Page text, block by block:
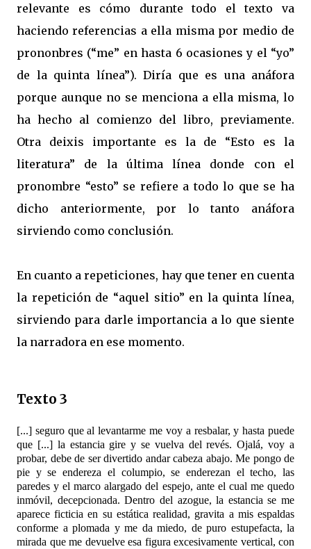
relevante es cómo durante todo el texto va
haciendo referencias a ella misma por medio de
prononbres (“me” en hasta 6 ocasiones y el “yo”
de la quinta línea”). Diría que es una anáfora
porque aunque no se menciona a ella misma, lo
ha hecho al comienzo del libro, previamente.
Otra deixis importante es la de “Esto es la
literatura” de la última línea donde con el
pronombre “esto” se refiere a todo lo que se ha
dicho anteriormente, por lo tanto anáfora
sirviendo como conclusión.
En cuanto a repeticiones, hay que tener en cuenta
la repetición de “aquel sitio” en la quinta línea,
sirviendo para darle importancia a lo que siente
la narradora en ese momento.
Texto 3
[...] seguro que al levantarme me voy a resbalar, y hasta puede
que [...] la estancia gire y se vuelva del revés. Ojalá, voy a
probar, debe de ser divertido andar cabeza abajo. Me pongo de
pie y se endereza el columpio, se enderezan el techo, las
paredes y el marco alargado del espejo, ante el cual me quedo
inmóvil, decepcionada. Dentro del azogue, la estancia se me
aparece ficticia en su estática realidad, gravita a mis espaldas
conforme a plomada y me da miedo, de puro estupefacta, la
mirada que me devuelve esa figura excesivamente vertical, con